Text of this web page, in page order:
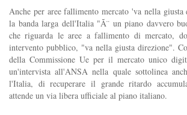
Anche per aree fallimento mercato 'va nella
la banda larga dell'Italia "Ã¨ un piano davvero
che riguarda le aree a fallimento di mercato,
intervento pubblico, "va nella giusta direzione".
della Commissione Ue per il mercato unico
un'intervista all'ANSA nella quale sottolinea
l'Italia, di recuperare il grande ritardo
attende un via libera ufficiale al piano italiano.